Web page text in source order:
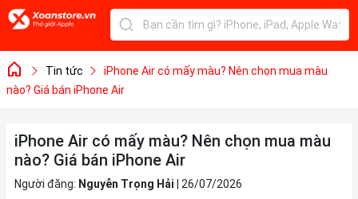
Tin tức
iPhone Air có mấy màu? Nên chọn mua màu
nào? Giá bán iPhone Air
iPhone Air có mấy màu? Nên chọn mua màu
nào? Giá bán iPhone Air
Người đăng: Nguyễn Trọng Hải 26/07/2026